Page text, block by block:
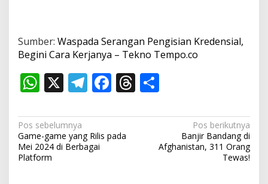
Sumber: Waspada Serangan Pengisian Kredensial,
Begini Cara Kerjanya – Tekno Tempo.co
W
at
s
A
X T
e
gr
a
F
e
b
T
re ar
e
N
a
v
Pos sebelumnya
Game-game yang Rilis pada
Mei 2024 di Berbagai
Platform
Pos berikutnya
Banjir Bandang di
Afghanistan, 311 Orang
Tewas!